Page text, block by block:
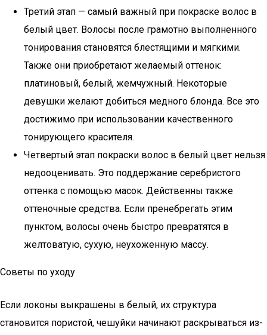
Третий этап — самый важный при покраске волос в
белый цвет. Волосы после грамотно выполненного
тонирования становятся блестящими и мягкими.
Также они приобретают желаемый оттенок:
платиновый, белый, жемчужный. Некоторые
девушки желают добиться медного блонда. Все это
достижимо при использовании качественного
тонирующего красителя.
Четвертый этап покраски волос в белый цвет нельзя
недооценивать. Это поддержание серебристого
оттенка с помощью масок. Действенны также
оттеночные средства. Если пренебрегать этим
пунктом, волосы очень быстро превратятся в
желтоватую, сухую, неухоженную массу.
Советы по уходу
Если локоны выкрашены в белый, их структура
становится пористой, чешуйки начинают раскрываться из-